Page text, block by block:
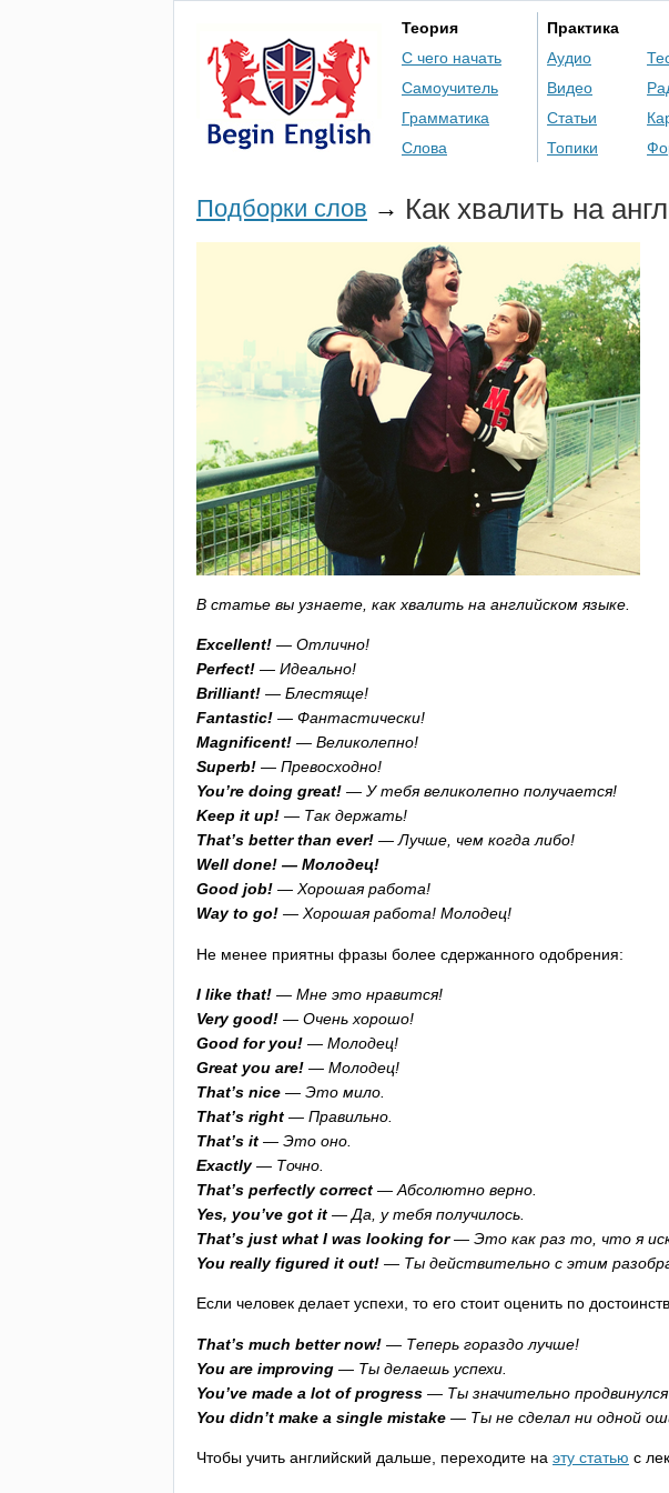
Теория
С чего начать
Самоучитель
Грамматика
Слова
Практика
Аудио
Видео
Статьи
Топики
Подборки слов → Как хвалить на
В статье вы узнаете, как хвалить на английском языке.
Excellent! — Отлично!
Perfect! — Идеально!
Brilliant! — Блестяще!
Fantastic! — Фантастически!
Magnificent! — Великолепно!
Superb! — Превосходно!
You’re doing great! — У тебя великолепно получается!
Keep it up! — Так держать!
That’s better than ever! — Лучше, чем когда либо!
Well done! — Молодец!
Good job! — Хорошая работа!
Way to go! — Хорошая работа! Молодец!
Не менее приятны фразы более сдержанного одобрения:
I like that! — Мне это нравится!
Very good! — Очень хорошо!
Good for you! — Молодец!
Great you are! — Молодец!
That’s nice — Это мило.
That’s right — Правильно.
That’s it — Это оно.
Exactly — Точно.
That’s perfectly correct — Абсолютно верно.
Yes, you’ve got it — Да, у тебя получилось.
That’s just what I was looking for— Это как раз то, что я
You really figured it out! — Ты действительно с этим
Если человек делает успехи, то его стоит оценить по
That’s much better now! — Теперь гораздо лучше!
You are improving — Ты делаешь успехи.
You’ve made a lot of progress — Ты значительно продвинулся
You didn’t make a single mistake — Ты не сделал ни одной
Чтобы учить английский дальше, переходите на эту статью с